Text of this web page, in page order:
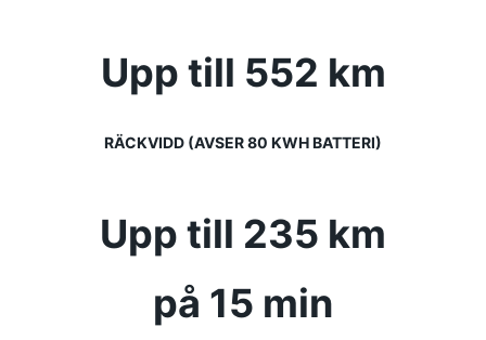
Upp till 552 km
RÄCKVIDD (AVSER 80 KWH BATTERI)
Upp till 235 km
på 15 min